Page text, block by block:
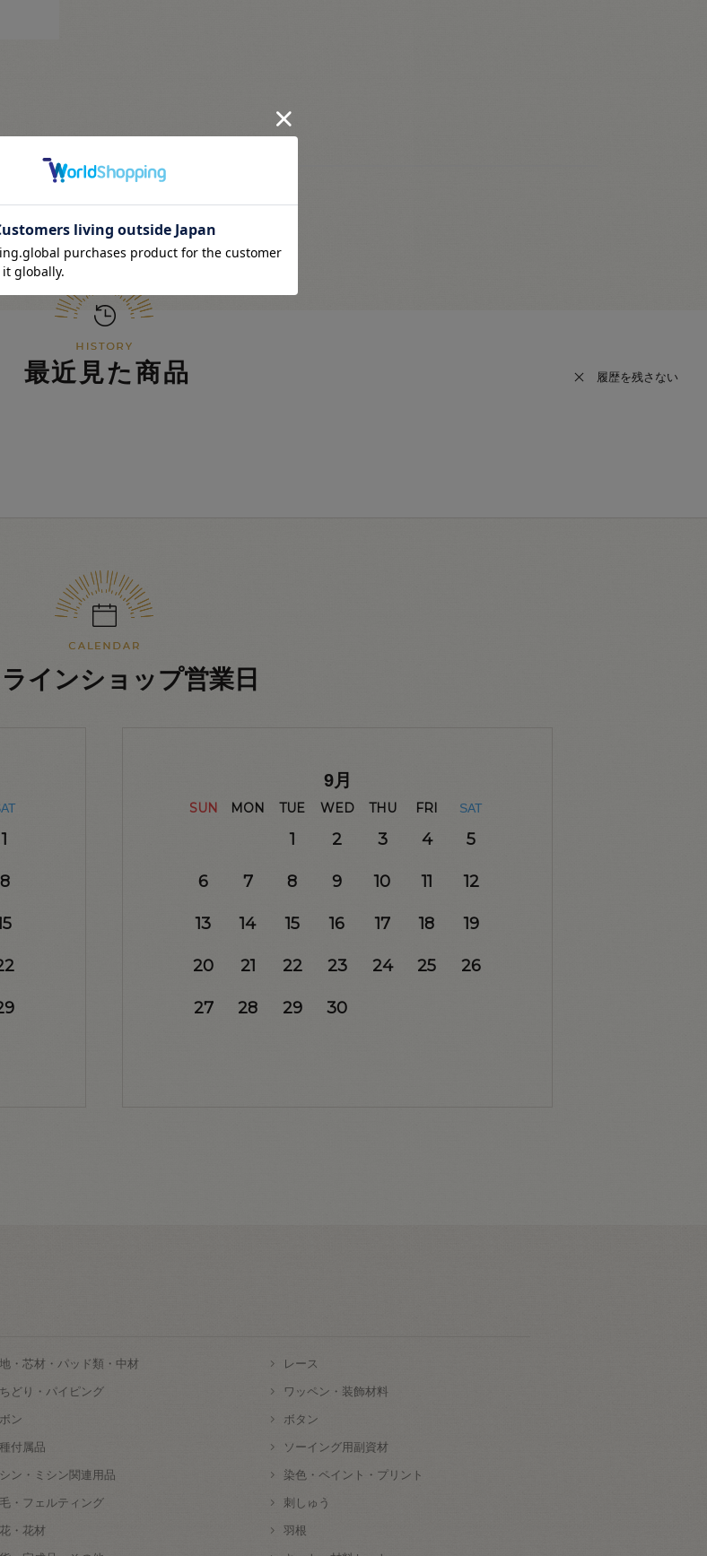
最近見た商品 履歴を残さない
インショップ営業日
1
8
9月
SUN MON TUE WED THU FRI SAT
1 2 3 4 5
6 7 8 9 10 11 12
13 14 15 16 17 18 19
20 21 22 23 24 25 26
27 28 29 30
・芯材・パッド類・中材 レース
どり・パイピング ワッペン・装飾材料
ン ボタン
付属品 ソーイング用副資材
ン・ミシン関連用品 染色・ペイント・プリント
・フェルティング 刺しゅう
・花材 羽根